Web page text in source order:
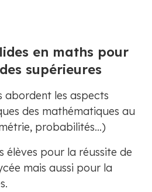
en maths pour
supérieures
abordent les aspects
des mathématiques au
probabilités...)
élèves pour la réussite de
mais aussi pour la